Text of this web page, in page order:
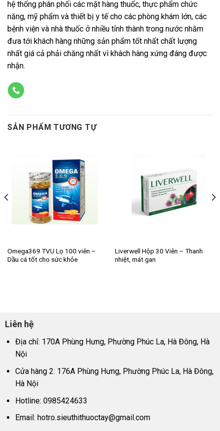
hệ thống phân phối các mặt hàng thuốc, thực phẩm chức
năng, mỹ phẩm và thiết bị y tế cho các phòng khám lớn, các
bệnh viện và nhà thuốc ở nhiều tỉnh thành trong nước nhằm
đưa tới khách hàng những sản phẩm tốt nhất chất lượng
nhất giá cả phải chăng nhất vì khách hàng xứng đáng được
nhận.
SẢN PHẨM TƯƠNG TỰ
Omega369 TVU Lọ 100 viên –
Dầu cá tốt cho sức khỏe
Liverwell Hộp 30 Viên – Thanh
nhiệt, mát gan
Liên hệ
Địa chỉ: 170A Phùng Hưng, Phường Phúc La, Hà Đông, Hà
Nội
Cửa hàng 2: 176A Phùng Hưng, Phường Phúc La, Hà Đông,
Hà Nội
Hotline: 0985424633
Email: hotro.sieuthithuoctay@gmail.com